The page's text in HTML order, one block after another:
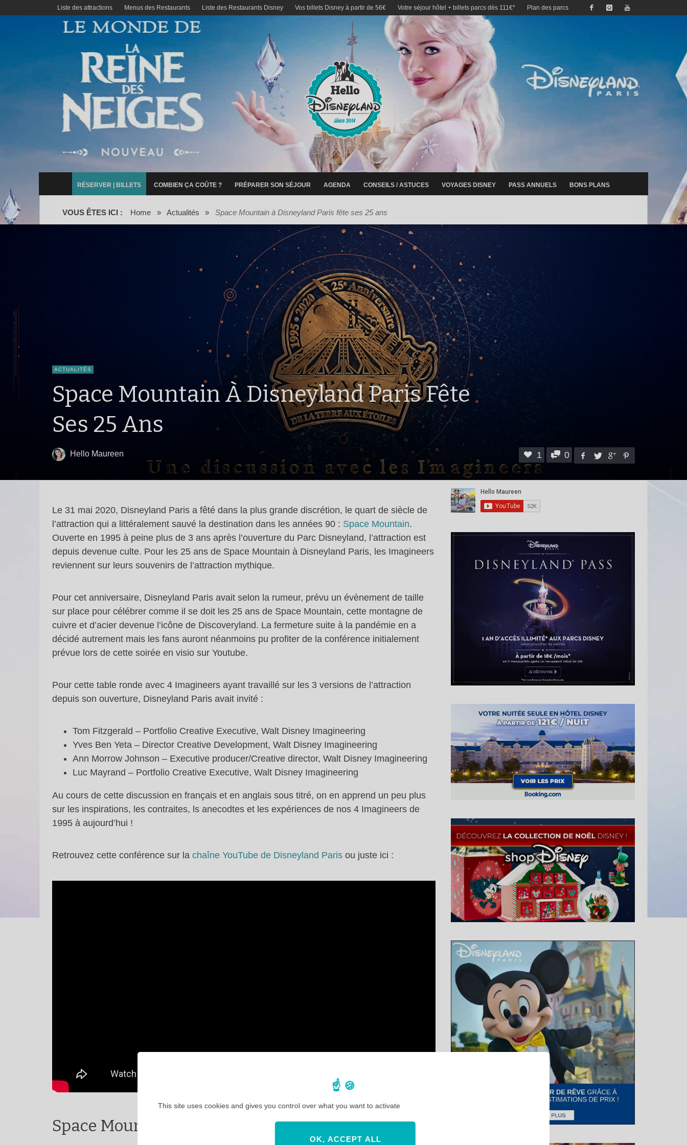
Liste des attractions Menus des Restaurants Liste des Restaurants Disney Vos billets Disney à partir de 56€ Votre séjour hôtel + billets parcs dès 111€* Plan des parcs
RÉSERVER | BILLETS COMBIEN ÇA COÛTE ? PRÉPARER SON SÉJOUR AGENDA CONSEILS / ASTUCES VOYAGES DISNEY PASS ANNUELS BONS PLANS
VOUS ÊTES ICI : Home » Actualités » Space Mountain à Disneyland Paris fête ses 25 ans
ACTUALITÉS
Space Mountain À Disneyland Paris Fête
Ses 25 Ans
Hello Maureen 1 0
Le 31 mai 2020, Disneyland Paris a fêté dans la plus grande discrétion, le quart de siècle de
l’attraction qui a littéralement sauvé la destination dans les années 90 : Space Mountain.
Ouverte en 1995 à peine plus de 3 ans après l’ouverture du Parc Disneyland, l’attraction est
depuis devenue culte. Pour les 25 ans de Space Mountain à Disneyland Paris, les Imagineers
reviennent sur leurs souvenirs de l’attraction mythique.
Pour cet anniversaire, Disneyland Paris avait selon la rumeur, prévu un évènement de taille
sur place pour célébrer comme il se doit les 25 ans de Space Mountain, cette montagne de
cuivre et d’acier devenue l’icône de Discoveryland. La fermeture suite à la pandémie en a
décidé autrement mais les fans auront néanmoins pu profiter de la conférence initialement
prévue lors de cette soirée en visio sur Youtube.
Pour cette table ronde avec 4 Imagineers ayant travaillé sur les 3 versions de l’attraction
depuis son ouverture, Disneyland Paris avait invité :
Tom Fitzgerald – Portfolio Creative Executive, Walt Disney Imagineering
Yves Ben Yeta – Director Creative Development, Walt Disney Imagineering
Ann Morrow Johnson – Executive producer/Creative director, Walt Disney Imagineering
Luc Mayrand – Portfolio Creative Executive, Walt Disney Imagineering
Au cours de cette discussion en français et en anglais sous titré, on en apprend un peu plus
sur les inspirations, les contraites, ls anecodtes et les expériences de nos 4 Imagineers de
1995 à aujourd’hui !
Retrouvez cette conférence sur la chaîne YouTube de Disneyland Paris ou juste ici :
Space Mountain à Disneyland Paris
This site uses cookies and gives you control over what you want to activate
OK, ACCEPT ALL